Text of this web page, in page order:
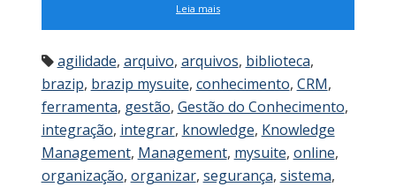
Leia mais
agilidade, arquivo, arquivos, biblioteca,
brazip, brazip mysuite, conhecimento, CRM,
ferramenta, gestão, Gestão do Conhecimento,
integração, integrar, knowledge, Knowledge
Management, Management, mysuite, online,
organização, organizar, segurança, sistema,